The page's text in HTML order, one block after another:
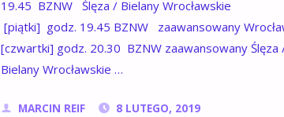
19.45 BZNW Ślęza / Bielany Wrocławskie
[piątki] godz. 19.45 BZNW zaawansowany
[czwartki] godz. 20.30 BZNW zaawansowany Ślęza
Bielany Wrocławskie …
MARCIN REIF
8 LUTEGO, 2019